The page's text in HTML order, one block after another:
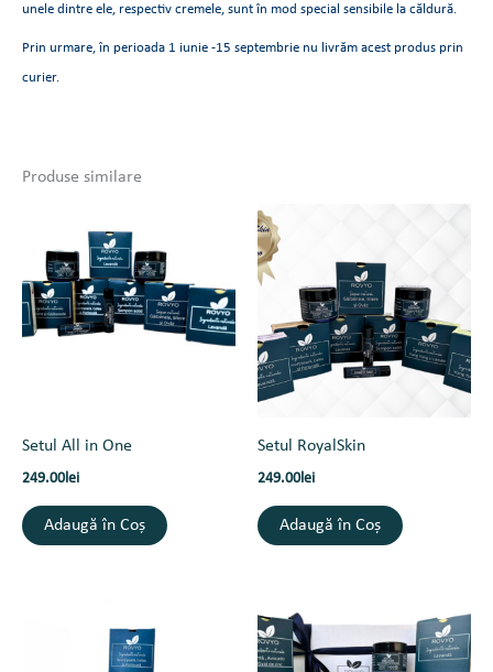
unele dintre ele, respectiv cremele, sunt în mod special sensibile la căldură.
Prin urmare, în perioada 1 iunie -15 septembrie nu livrăm acest produs prin
curier.
Produse similare
Setul All in One
249.00lei
Adaugă în Coș
Setul RoyalSkin
249.00lei
Adaugă în Coș